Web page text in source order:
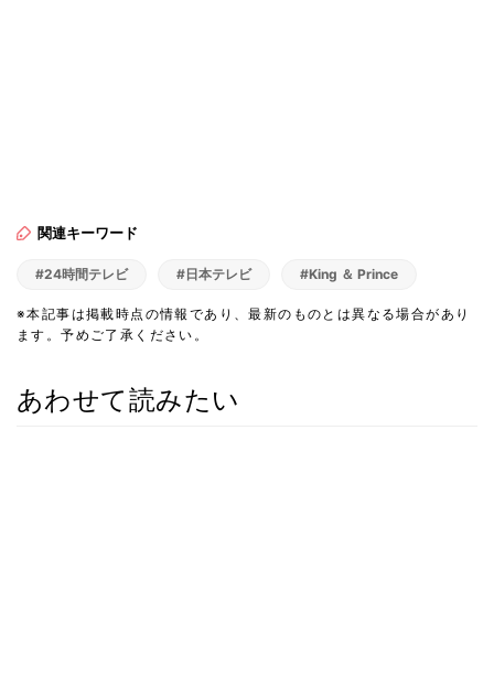
関連キーワード
#24時間テレビ #日本テレビ #King ＆ Prince
※本記事は掲載時点の情報であり、最新のものとは異なる場合があり
ます。予めご了承ください。
あわせて読みたい